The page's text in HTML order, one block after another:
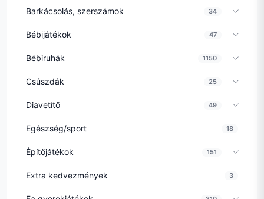
Barkácsolás, szerszámok 34
Bébijátékok 47
Bébiruhák 1150
Csúszdák 25
Diavetítő 49
Egészség/sport 18
Építőjátékok 151
Extra kedvezmények 3